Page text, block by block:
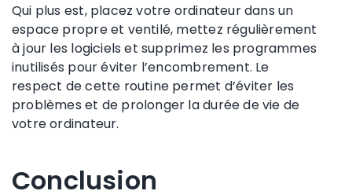
Qui plus est, placez votre ordinateur dans un
espace propre et ventilé, mettez régulièrement
à jour les logiciels et supprimez les programmes
inutilisés pour éviter l’encombrement. Le
respect de cette routine permet d’éviter les
problèmes et de prolonger la durée de vie de
votre ordinateur.
Conclusion